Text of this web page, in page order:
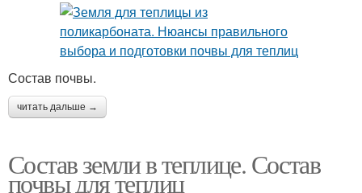
Состав почвы.
читать дальше →
Состав земли в теплице. Состав
почвы для теплиц